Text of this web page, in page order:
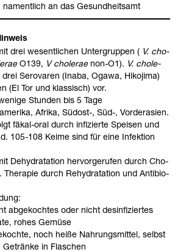
nament­lich an das Gesund­heits­amt
drei wesent­li­chen Unter­grup­pen ( V. cho­
O139, V cho­le­raenon-​O1). V. cho­le­
Ser­ova­ren (Inaba, Ogawa, Hiko­jima)
(El Tor und klas­sisch) vor.
Stun­den bis 5 Tage
Afrika, Süd­ost-​, Süd-​, Vor­der­asien.
fäkal-​oral durch infi­zierte Spei­sen und
105-108 Keime sind für eine Infek­tion
Dehy­dra­ta­tion her­vor­ge­ru­fen durch Cho­
The­ra­pie durch Rehy­dra­ta­tion und Anti­bio­
abge­koch­tes oder nicht des­in­fi­zier­tes
rohes Gemüse
noch heiße Nah­rungs­mit­tel, selbst
in Fla­schen